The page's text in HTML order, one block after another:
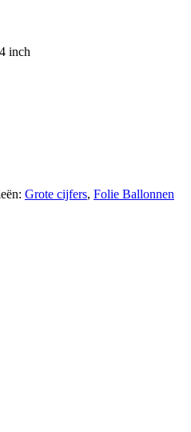
inch
Grote cijfers, Folie Ballonnen